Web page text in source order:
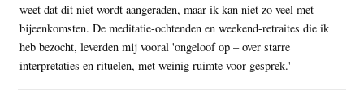
weet dat dit niet wordt aangeraden, maar ik kan niet zo veel met
bijeenkomsten. De meditatie-ochtenden en weekend-retraites die ik
heb bezocht, leverden mij vooral 'ongeloof op – over starre
interpretaties en rituelen, met weinig ruimte voor gesprek.'